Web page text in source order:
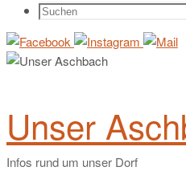
Suchen
Unser
Infos rund um unser Dorf